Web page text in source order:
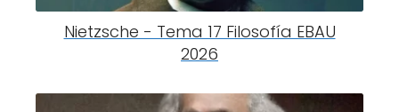
Nietzsche - Tema 17 Filosofía EBAU
2026